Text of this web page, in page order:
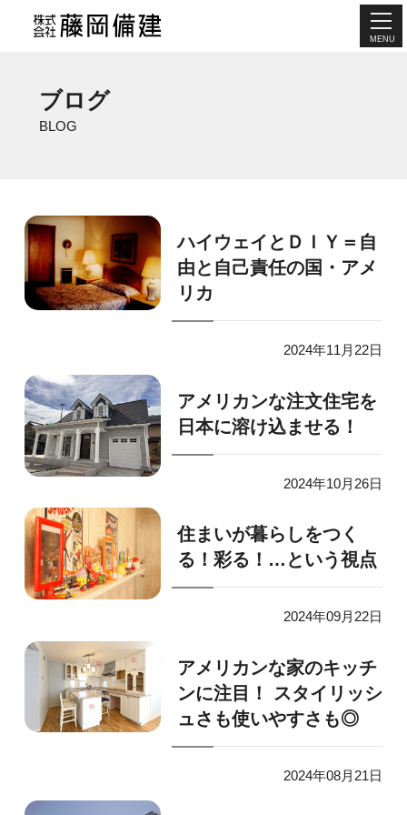
MENU
ブログ
BLOG
ハイウェイとＤＩＹ＝自
由と自己責任の国・アメ
リカ
2024年11月22日
アメリカンな注文住宅を
日本に溶け込ませる！
2024年10月26日
住まいが暮らしをつく
る！彩る！…という視点
2024年09月22日
アメリカンな家のキッチ
ンに注目！ スタイリッシ
ュさも使いやすさも◎
2024年08月21日